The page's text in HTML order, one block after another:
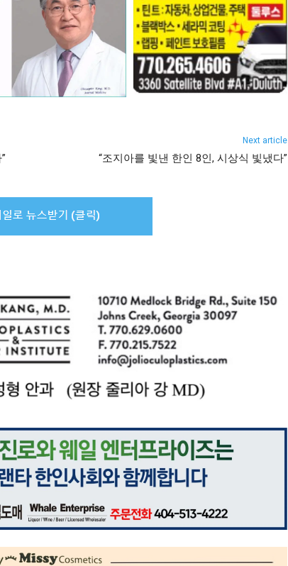
Next article
“조지아를 빛낸 한인 8인, 시상식 빛냈다”